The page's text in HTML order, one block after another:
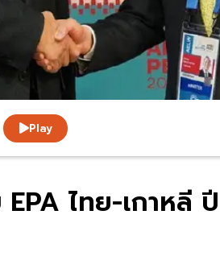
Play
ไทย-เกาหลี